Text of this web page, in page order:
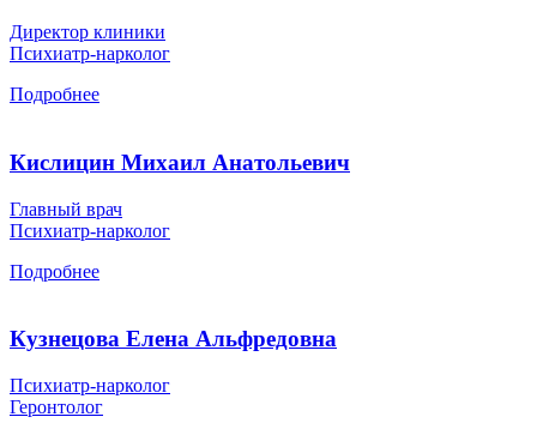
Директор клиники
Психиатр-нарколог
Подробнее
Кислицин Михаил Анатольевич
Главный врач
Психиатр-нарколог
Подробнее
Кузнецова Елена Альфредовна
Психиатр-нарколог
Геронтолог